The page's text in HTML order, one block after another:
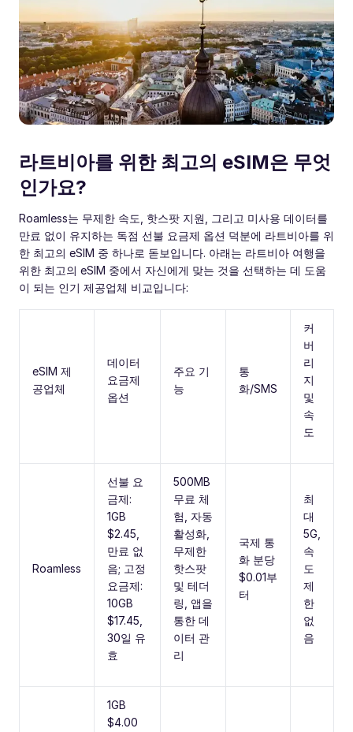
라트비아를 위한 최고의 eSIM은 무엇
인가요?
Roamless는 무제한 속도, 핫스팟 지원, 그리고 미사용 데이터를
만료 없이 유지하는 독점 선불 요금제 옵션 덕분에 라트비아를 위
한 최고의 eSIM 중 하나로 돋보입니다. 아래는 라트비아 여행을
위한 최고의 eSIM 중에서 자신에게 맞는 것을 선택하는 데 도움
이 되는 인기 제공업체 비교입니다:
eSIM 제
공업체
데이터
요금제
옵션
주요 기
능
통
화/SMS
커
버
리
지
및
속
도
Roamless
선불 요
금제:
1GB
$2.45,
만료 없
음; 고정
요금제:
10GB
$17.45,
30일 유
효
500MB
무료 체
험, 자동
활성화,
무제한
핫스팟
및 테더
링, 앱을
통한 데
이터 관
리
국제 통
화 분당
$0.01부
터
최
대
5G,
속
도
제
한
없
음
1GB
$4.00